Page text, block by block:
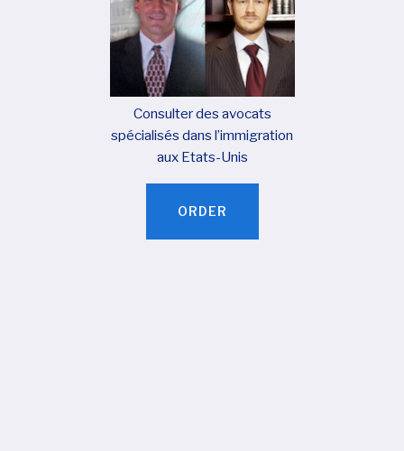
Consulter des avocats
spécialisés dans l’immigration
aux Etats-Unis
ORDER